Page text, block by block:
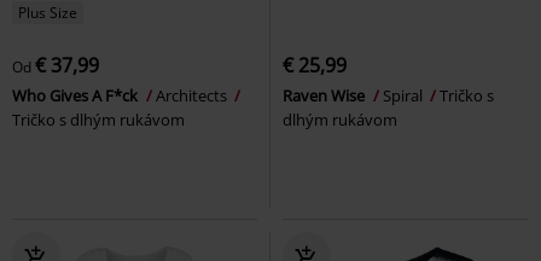
Plus Size
Od € 37,99
Who Gives A F*ck
Architects
Tričko s dlhým rukávom
€ 25,99
Raven Wise Spiral
Tričko s
dlhým rukávom